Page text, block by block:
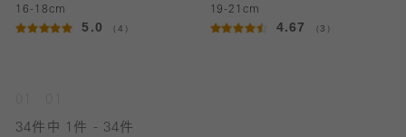
16-18cm
5.0 （4）
19-21cm
4.67 （3）
34件中 1件 - 34件